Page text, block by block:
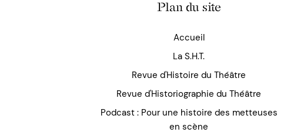
Plan du site
Accueil
La S.H.T.
Revue d'Histoire du Théâtre
Revue d'Historiographie du Théâtre
Podcast : Pour une histoire des metteuses
en scène